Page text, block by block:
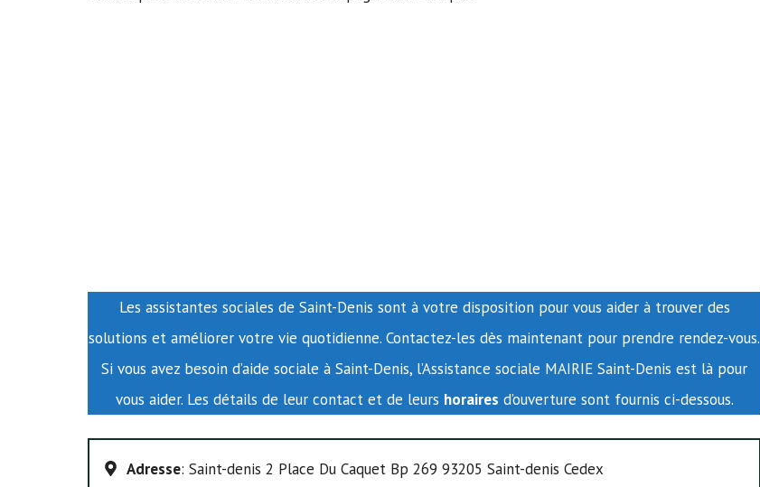
Les assistantes sociales de Saint-Denis sont à votre disposition pour vous aider à trouver des
solutions et améliorer votre vie quotidienne. Contactez-les dès maintenant pour prendre rendez-vous.
Si vous avez besoin d’aide sociale à Saint-Denis, l’Assistance sociale MAIRIE Saint-Denis est là pour
vous aider. Les détails de leur contact et de leurs horaires d’ouverture sont fournis ci-dessous.
Adresse: Saint-denis 2 Place Du Caquet Bp 269 93205 Saint-denis Cedex